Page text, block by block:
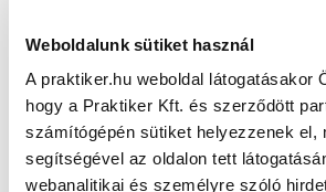
Weboldalunk sütiket használ
A praktiker.hu weboldal látogatásakor
hogy a Praktiker Kft. és szerződött
számítógépén sütiket helyezzenek el,
segítségével az oldalon tett
webanalitikai és személyre szóló
Oldal újratöltése